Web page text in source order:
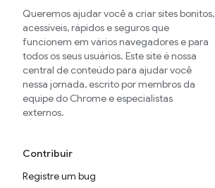
Queremos ajudar você a criar sites bonitos,
acessíveis, rápidos e seguros que
funcionem em vários navegadores e para
todos os seus usuários. Este site é nossa
central de conteúdo para ajudar você
nessa jornada, escrito por membros da
equipe do Chrome e especialistas
externos.
Contribuir
Registre um bug